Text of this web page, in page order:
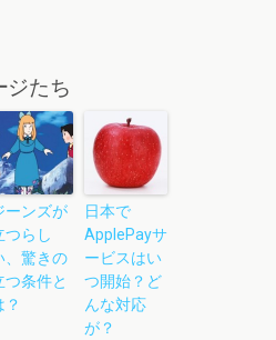
ジたち
ーンズが
つらし
、驚きの
つ条件と
？
日本で
ApplePayサ
ービスはい
つ開始？ど
んな対応
が？